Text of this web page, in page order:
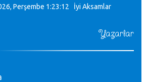
Perşembe 1:23:12 İyi Aksamlar
Yazarlar